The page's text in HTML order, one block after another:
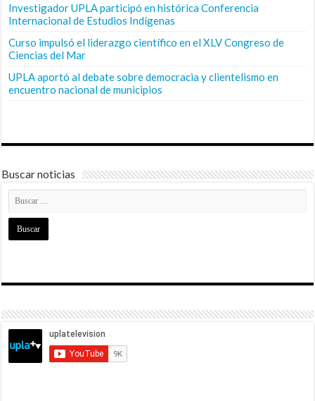
Investigador UPLA participó en histórica Conferencia
Internacional de Estudios Indígenas
Curso impulsó el liderazgo científico en el XLV Congreso de
Ciencias del Mar
UPLA aportó al debate sobre democracia y clientelismo en
encuentro nacional de municipios
Buscar noticias